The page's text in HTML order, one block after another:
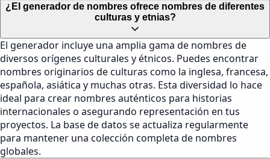
¿El generador de nombres ofrece nombres de diferentes
culturas y etnias?
El generador incluye una amplia gama de nombres de
diversos orígenes culturales y étnicos. Puedes encontrar
nombres originarios de culturas como la inglesa, francesa,
española, asiática y muchas otras. Esta diversidad lo hace
ideal para crear nombres auténticos para historias
internacionales o asegurando representación en tus
proyectos. La base de datos se actualiza regularmente
para mantener una colección completa de nombres
globales.